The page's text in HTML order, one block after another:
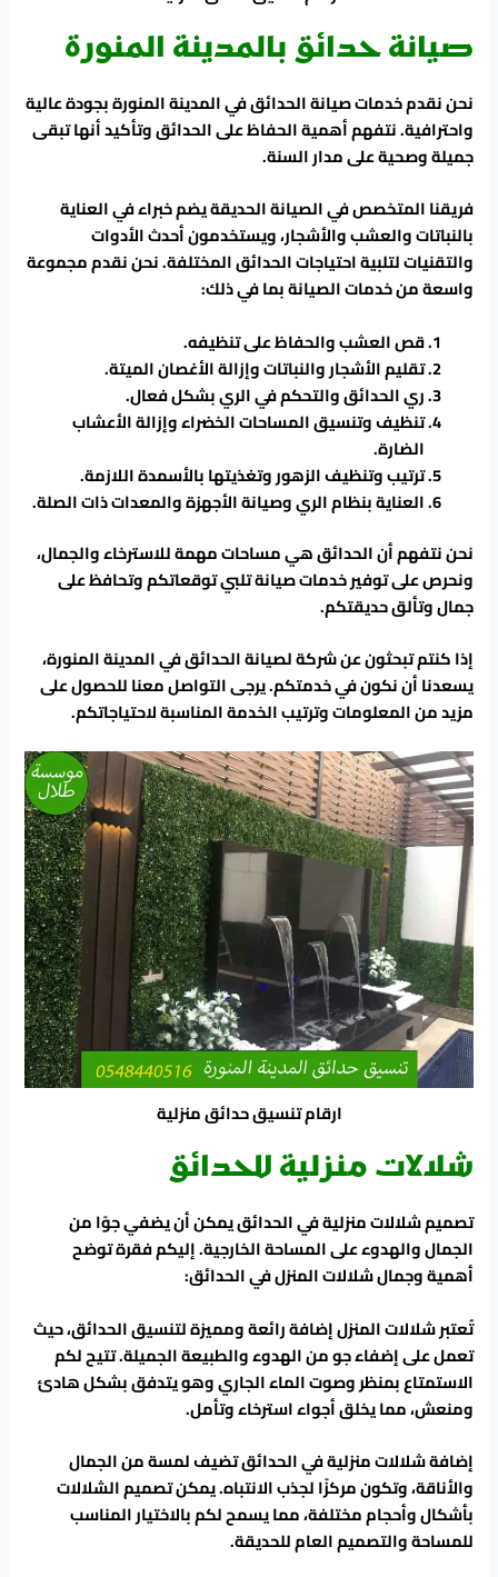
صيانة حدائق بالمدينة المنورة
نحن نقدم خدمات صيانة الحدائق في المدينة المنورة بجودة عالية
واحترافية. نتفهم أهمية الحفاظ على الحدائق وتأكيد أنها تبقى
جميلة وصحية على مدار السنة.
فريقنا المتخصص في الصيانة الحديقة يضم خبراء في العناية
بالنباتات والعشب والأشجار، ويستخدمون أحدث الأدوات
والتقنيات لتلبية احتياجات الحدائق المختلفة. نحن نقدم مجموعة
واسعة من خدمات الصيانة بما في ذلك:
قص العشب والحفاظ على تنظيفه.
تقليم الأشجار والنباتات وإزالة الأغصان الميتة.
ري الحدائق والتحكم في الري بشكل فعال.
تنظيف وتنسيق المساحات الخضراء وإزالة الأعشاب
الضارة.
ترتيب وتنظيف الزهور وتغذيتها بالأسمدة اللازمة.
العناية بنظام الري وصيانة الأجهزة والمعدات ذات الصلة.
نحن نتفهم أن الحدائق هي مساحات مهمة للاسترخاء والجمال،
ونحرص على توفير خدمات صيانة تلبي توقعاتكم وتحافظ على
جمال وتألق حديقتكم.
إذا كنتم تبحثون عن شركة لصيانة الحدائق في المدينة المنورة،
يسعدنا أن نكون في خدمتكم. يرجى التواصل معنا للحصول على
مزيد من المعلومات وترتيب الخدمة المناسبة لاحتياجاتكم.
ارقام تنسيق حدائق منزلية
شلالات منزلية للحدائق
تصميم شلالات منزلية في الحدائق يمكن أن يضفي جوًا من
الجمال والهدوء على المساحة الخارجية. إليكم فقرة توضح
أهمية وجمال شلالات المنزل في الحدائق:
تُعتبر شلالات المنزل إضافة رائعة ومميزة لتنسيق الحدائق، حيث
تعمل على إضفاء جو من الهدوء والطبيعة الجميلة. تتيح لكم
الاستمتاع بمنظر وصوت الماء الجاري وهو يتدفق بشكل هادئ
ومنعش، مما يخلق أجواء استرخاء وتأمل.
إضافة شلالات منزلية في الحدائق تضيف لمسة من الجمال
والأناقة، وتكون مركزًا لجذب الانتباه. يمكن تصميم الشلالات
بأشكال وأحجام مختلفة، مما يسمح لكم بالاختيار المناسب
للمساحة والتصميم العام للحديقة.